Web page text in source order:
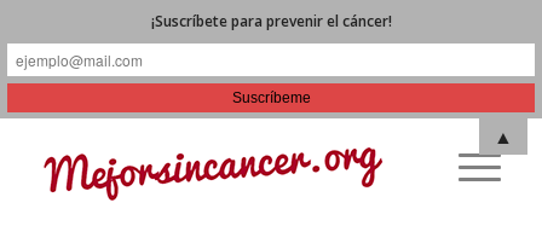
¡Suscríbete para prevenir el cáncer!
▲